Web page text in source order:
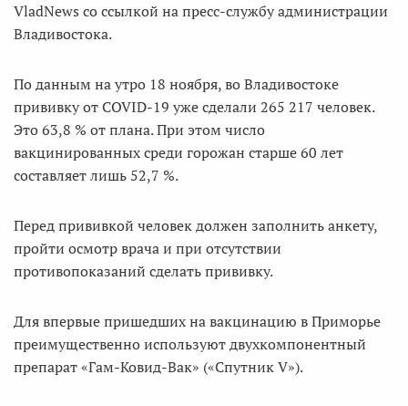
VladNews со ссылкой на пресс-службу администрации
Владивостока.
По данным на утро 18 ноября, во Владивостоке
прививку от COVID-19 уже сделали 265 217 человек.
Это 63,8 % от плана. При этом число
вакцинированных среди горожан старше 60 лет
составляет лишь 52,7 %.
Перед прививкой человек должен заполнить анкету,
пройти осмотр врача и при отсутствии
противопоказаний сделать прививку.
Для впервые пришедших на вакцинацию в Приморье
преимущественно используют двухкомпонентный
препарат «Гам-Ковид-Вак» («Спутник V»).